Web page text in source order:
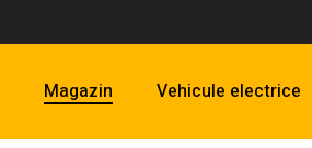
Magazin Vehicule electrice